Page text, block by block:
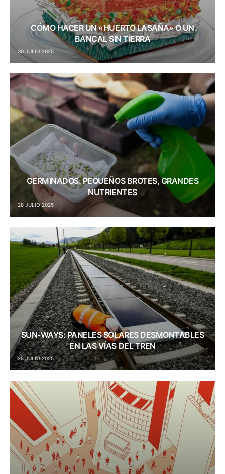
CÓMO HACER UN «HUERTO LASAÑA» O UN
BANCAL SIN TIERRA
30 JULIO 2025
GERMINADOS: PEQUEÑOS BROTES, GRANDES
NUTRIENTES
28 JULIO 2025
SUN-WAYS: PANELES SOLARES DESMONTABLES
EN LAS VÍAS DEL TREN
25 JULIO 2025